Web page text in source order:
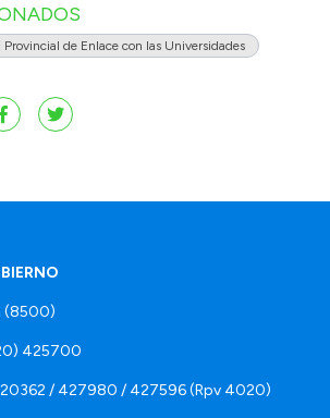
Provincial de Enlace con las Universidades
(8500)
425700
/ 427980 / 427596 (Rpv 4020)